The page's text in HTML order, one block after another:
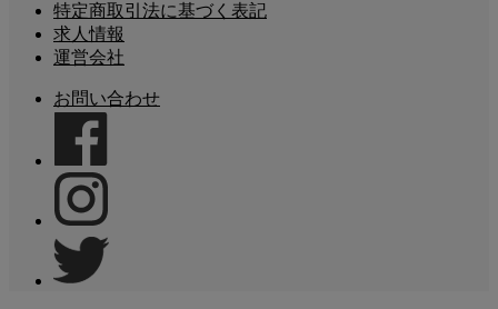
特定商取引法に基づく表記
求人情報
運営会社
お問い合わせ